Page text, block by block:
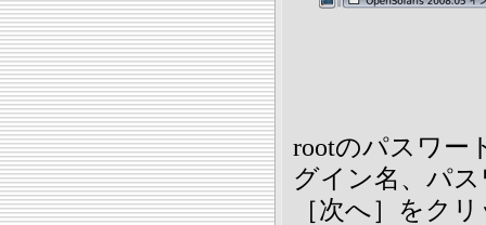
rootのパスワー
グイン名、パ
［次へ］をク